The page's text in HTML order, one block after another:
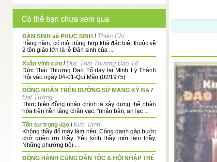
ĐẢN SINH và PHỤC SINH / Thiện Chí
Hằng năm, có một trùng hợp khá đặc biệt thuộc về
2 tôn giáo lớn là lễ Đản sinh của ...
Xuân vĩnh cửu /Đức Thái Thượng Đạo Tổ
Đức Thái Thượng Đạo Tổ dạy tại Minh Lý Thánh
Hội vào ngày 04-01-Quí Mão (02/1975)
ĐỒNG NHÂN TRÊN ĐƯỜNG SỨ MẠNG KỲ BA /
Đạt Tường
Thực hiện đồng nhân chính là xây dựng thế nhân
hòa trên nền tảng chân vạc: "nhân bản, an lạc ...
Tôn sư trọng đạo /Kim Trinh
Không thầy đố mày làm nên, Công danh gặp bước
chớ quên ơn thầy. Yêu kính thầy mới làm thầy,
Những phường bội ...
ĐỒNG HÀNH CÙNG DÂN TỘC & HỘI NHẬP THẾ